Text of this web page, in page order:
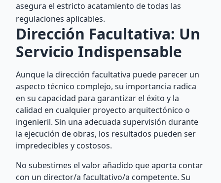
asegura el estricto acatamiento de todas las
regulaciones aplicables.
Dirección Facultativa: Un
Servicio Indispensable
Aunque la dirección facultativa puede parecer un
aspecto técnico complejo, su importancia radica
en su capacidad para garantizar el éxito y la
calidad en cualquier proyecto arquitectónico o
ingenieril. Sin una adecuada supervisión durante
la ejecución de obras, los resultados pueden ser
impredecibles y costosos.
No subestimes el valor añadido que aporta contar
con un director/a facultativo/a competente. Su